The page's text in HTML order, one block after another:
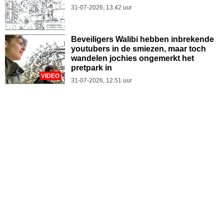
31-07-2026, 13.42 uur
VIDEO
Beveiligers Walibi hebben inbrekende
youtubers in de smiezen, maar toch
wandelen jochies ongemerkt het
pretpark in
31-07-2026, 12.51 uur